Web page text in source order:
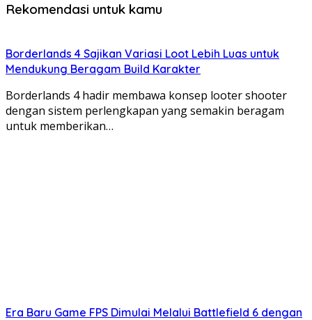
Rekomendasi untuk kamu
Borderlands 4 Sajikan Variasi Loot Lebih Luas untuk
Mendukung Beragam Build Karakter
Borderlands 4 hadir membawa konsep looter shooter
dengan sistem perlengkapan yang semakin beragam
untuk memberikan…
Era Baru Game FPS Dimulai Melalui Battlefield 6 dengan